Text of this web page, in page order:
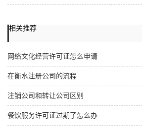
相关推荐
网络文化经营许可证怎么申请
在衡水注册公司的流程
注销公司和转让公司区别
餐饮服务许可证过期了怎么办